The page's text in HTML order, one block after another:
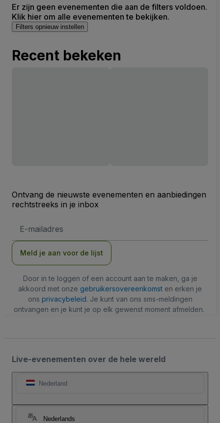
Er zijn geen evenementen die aan de filters voldoen.
Klik hier om alle evenementen te bekijken.
Filters opnieuw instellen
Recent bekeken
Ontvang de nieuwste evenementen en aanbiedingen
rechtstreeks in je inbox
mailadres
Meld je aan voor de lijst
Door in te loggen of een account aan te maken, ga je
akkoord met onze gebruikersovereenkomst en erken je
ons privacybeleid. Je kunt van ons sms-meldingen
ontvangen en je kunt je op elk gewenst moment afmelden.
Live-evenementen over de hele wereld
Nederland
Nederlands